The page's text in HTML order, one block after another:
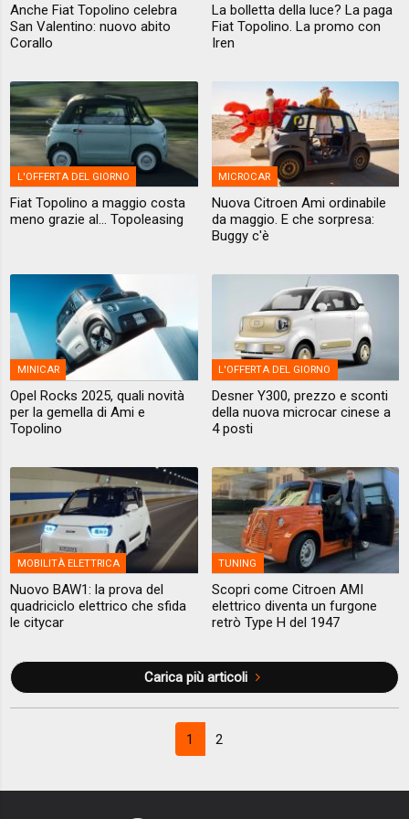
Anche Fiat Topolino celebra
San Valentino: nuovo abito
Corallo
La bolletta della luce? La paga
Fiat Topolino. La promo con
Iren
L'OFFERTA DEL GIORNO
Fiat Topolino a maggio costa
meno grazie al... Topoleasing
MICROCAR
Nuova Citroen Ami ordinabile
da maggio. E che sorpresa:
Buggy c'è
MINICAR
Opel Rocks 2025, quali novità
per la gemella di Ami e
Topolino
L'OFFERTA DEL GIORNO
Desner Y300, prezzo e sconti
della nuova microcar cinese a
4 posti
MOBILITÀ ELETTRICA
Nuovo BAW1: la prova del
quadriciclo elettrico che sfida
le citycar
TUNING
Scopri come Citroen AMI
elettrico diventa un furgone
retrò Type H del 1947
Carica più articoli
1 2